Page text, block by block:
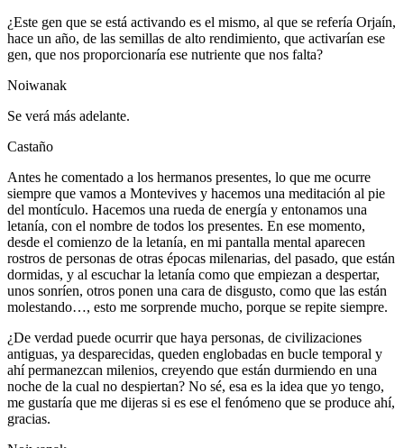
¿Este gen que se está activando es el mismo, al que se refería Orjaín,
hace un año, de las semillas de alto rendimiento, que activarían ese
gen, que nos proporcionaría ese nutriente que nos falta?
Noiwanak
Se verá más adelante.
Castaño
Antes he comentado a los hermanos presentes, lo que me ocurre
siempre que vamos a Montevives y hacemos una meditación al pie
del montículo. Hacemos una rueda de energía y entonamos una
letanía, con el nombre de todos los presentes. En ese momento,
desde el comienzo de la letanía, en mi pantalla mental aparecen
rostros de personas de otras épocas milenarias, del pasado, que están
dormidas, y al escuchar la letanía como que empiezan a despertar,
unos sonríen, otros ponen una cara de disgusto, como que las están
molestando…, esto me sorprende mucho, porque se repite siempre.
¿De verdad puede ocurrir que haya personas, de civilizaciones
antiguas, ya desparecidas, queden englobadas en bucle temporal y
ahí permanezcan milenios, creyendo que están durmiendo en una
noche de la cual no despiertan? No sé, esa es la idea que yo tengo,
me gustaría que me dijeras si es ese el fenómeno que se produce ahí,
gracias.